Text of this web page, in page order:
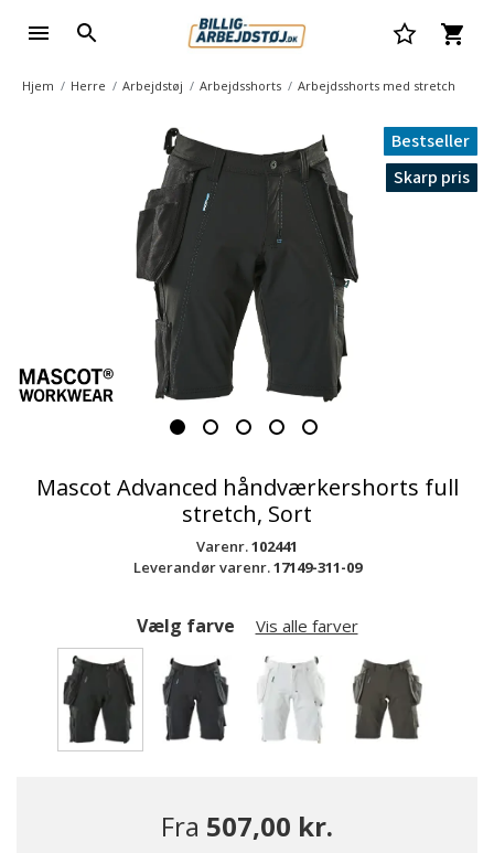
Hjem Herre Arbejdstøj Arbejdsshorts Arbejdsshorts med stretch
Bestseller
Skarp pris
Mascot Advanced håndværkershorts full
stretch, Sort
Varenr.102441
Leverandør varenr.17149-311-09
Vælg farve Vis alle farver
Fra 507,00 kr.